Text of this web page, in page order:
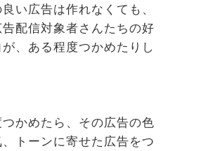
い広告は作れなくても、
配信対象者さんたちの好
、ある程度つかめたりし
かめたら、その広告の色
トーンに寄せた広告をつ